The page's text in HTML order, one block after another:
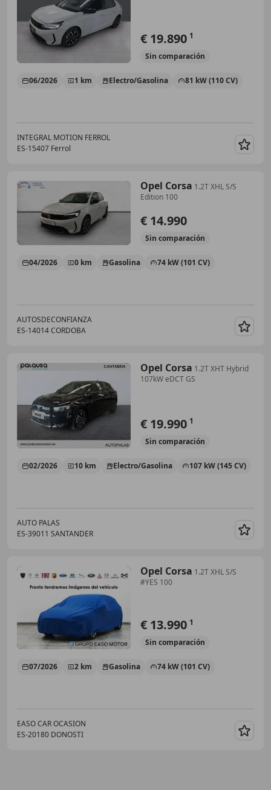
€ 19.890 1
Sin comparación
06/2026 1 km Electro/Gasolina 81 kW (110 CV)
INTEGRAL MOTION FERROL
ES-15407 Ferrol
Opel Corsa 1.2T XHL S/S
Edition 100
€ 14.990
Sin comparación
04/2026 0 km Gasolina 74 kW (101 CV)
AUTOSDECONFIANZA
ES-14014 CORDOBA
Opel Corsa 1.2T XHT Hybrid
107kW eDCT GS
€ 19.990 1
Sin comparación
02/2026 10 km Electro/Gasolina 107 kW (145 CV)
AUTO PALAS
ES-39011 SANTANDER
Opel Corsa 1.2T XHL S/S
#YES 100
€ 13.990 1
Sin comparación
07/2026 2 km Gasolina 74 kW (101 CV)
EASO CAR OCASION
ES-20180 DONOSTI